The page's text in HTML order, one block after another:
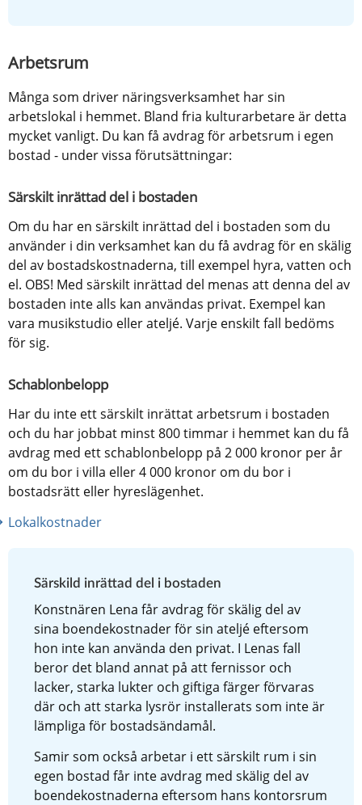
Arbetsrum
Många som driver näringsverksamhet har sin
arbetslokal i hemmet. Bland fria kulturarbetare är detta
mycket vanligt. Du kan få avdrag för arbetsrum i egen
bostad - under vissa förutsättningar:
Särskilt inrättad del i bostaden
Om du har en särskilt inrättad del i bostaden som du
använder i din verksamhet kan du få avdrag för en skälig
del av bostadskostnaderna, till exempel hyra, vatten och
el. OBS! Med särskilt inrättad del menas att denna del av
bostaden inte alls kan användas privat. Exempel kan
vara musikstudio eller ateljé. Varje enskilt fall bedöms
för sig.
Schablonbelopp
Har du inte ett särskilt inrättat arbetsrum i bostaden
och du har jobbat minst 800 timmar i hemmet kan du få
avdrag med ett schablonbelopp på 2 000 kronor per år
om du bor i villa eller 4 000 kronor om du bor i
bostadsrätt eller hyreslägenhet.
Lokalkostnader
Särskild inrättad del i bostaden
Konstnären Lena får avdrag för skälig del av
sina boendekostnader för sin ateljé eftersom
hon inte kan använda den privat. I Lenas fall
beror det bland annat på att fernissor och
lacker, starka lukter och giftiga färger förvaras
där och att starka lysrör installerats som inte är
lämpliga för bostadsändamål.
Samir som också arbetar i ett särskilt rum i sin
egen bostad får inte avdrag med skälig del av
boendekostnaderna eftersom hans kontorsrum